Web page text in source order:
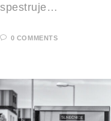
spestruje…
0 COMMENTS